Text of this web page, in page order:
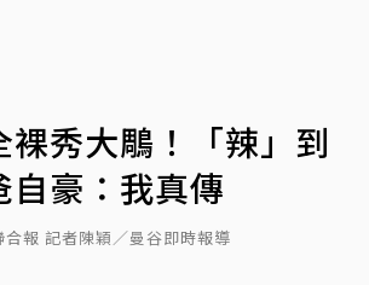
裸秀大鵰！「辣」到
豪：我真傳
合報 記者陳穎／曼谷即時報導